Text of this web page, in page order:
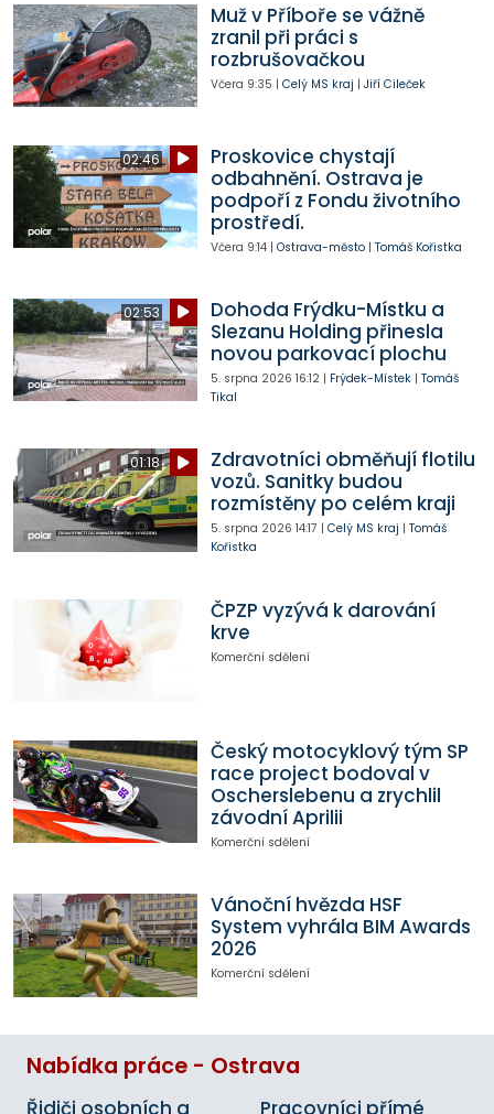
Muž v Příboře se vážně
zranil při práci s
rozbrušovačkou
Včera 9:35 | Celý MS kraj | Jiří Cileček
02:46
Proskovice chystají
odbahnění. Ostrava je
podpoří z Fondu životního
prostředí.
Včera 9:14| Ostrava-město| Tomáš Kořistka
02:53
Dohoda Frýdku-Místku a
Slezanu Holding přinesla
novou parkovací plochu
5. srpna 2026 16:12| Frýdek-Místek| Tomáš
Tikal
01:18
Zdravotníci obměňují flotilu
vozů. Sanitky budou
rozmístěny po celém kraji
5. srpna 2026 14:17 | Celý MS kraj | Tomáš
Kořistka
ČPZP vyzývá k darování
krve
Komerční sdělení
Český motocyklový tým SP
race project bodoval v
Oscherslebenu a zrychlil
závodní Aprilii
Komerční sdělení
Vánoční hvězda HSF
System vyhrála BIM Awards
2026
Komerční sdělení
Nabídka práce - Ostrava
Řidiči osobních a Pracovníci přímé